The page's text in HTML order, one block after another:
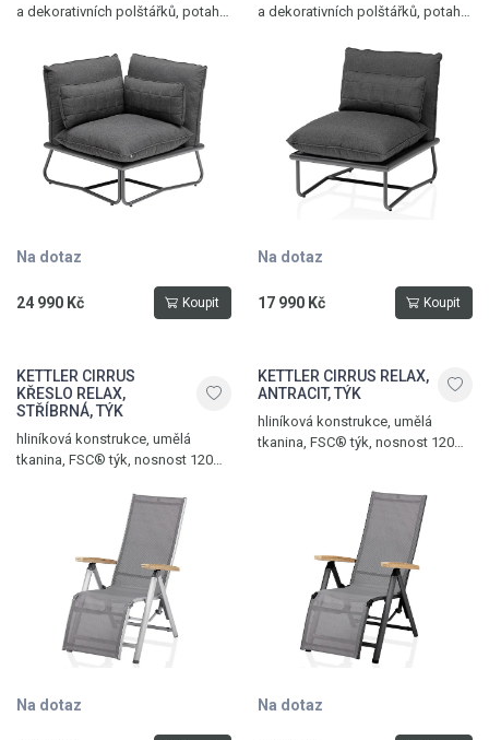
a dekorativních polštářků, potah
nosnost 120 kg, antracit matt -
sooty
Na dotaz
24 990 Kč Koupit
a dekorativních polštářků, potah
nosnost 120 kg, antracit matt -
Na dotaz
17 990 Kč Koupit
KETTLER CIRRUS
KŘESLO RELAX,
STŘÍBRNÁ, TÝK
hliníková konstrukce, umělá
tkanina, FSC® týk, nosnost 120
antracitově šedá - týk
Na dotaz
KETTLER CIRRUS RELAX,
ANTRACIT, TÝK
hliníková konstrukce, umělá
tkanina, FSC® týk, nosnost 120
Na dotaz